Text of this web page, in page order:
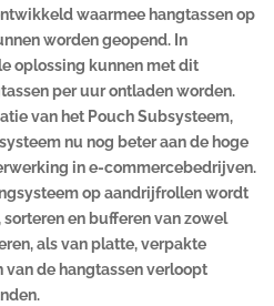
waarmee hangtassen op
worden geopend. In
oplossing kunnen met dit
per uur ontladen worden.
van het Pouch Subsysteem,
nu nog beter aan de hoge
in e-commercebedrijven.
op aandrijfrollen wordt
en bufferen van zowel
als van platte, verpakte
van de hangtassen verloopt